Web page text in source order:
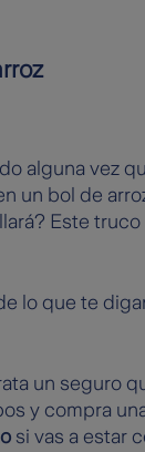
alguna vez
un bol de
Este
lo que te
un seguro
y compra
si vas a estar